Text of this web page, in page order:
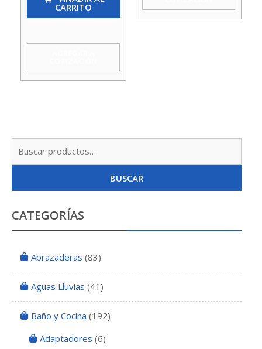
Inox
S/Cad
CARRITO
BUSCAR
CATEGORÍAS
Abrazaderas (83)
Aguas Lluvias (41)
Baño y Cocina (192)
Adaptadores (6)